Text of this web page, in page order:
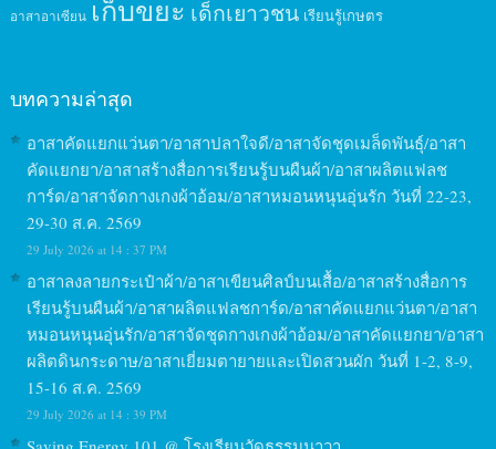
อาสาอาเซียน เก็บขยะ เด็กเยาวชน เรียนรู้เกษตร
บทความล่าสุด
อาสาคัดแยกแว่นตา/อาสาปลาใจดี/อาสาจัดชุดเมล็ดพันธุ์/อาสา
คัดแยกยา/อาสาสร้างสื่อการเรียนรู้บนผืนผ้า/อาสาผลิตแฟลช
การ์ด/อาสาจัดกางเกงผ้าอ้อม/อาสาหมอนหนุนอุ่นรัก วันที่ 22-23,
29-30 ส.ค. 2569
29 July 2026 at 14 : 37 PM
อาสาลงลายกระเป๋าผ้า/อาสาเขียนศิลป์บนเสื้อ/อาสาสร้างสื่อการ
เรียนรู้บนผืนผ้า/อาสาผลิตแฟลชการ์ด/อาสาคัดแยกแว่นตา/อาสา
หมอนหนุนอุ่นรัก/อาสาจัดชุดกางเกงผ้าอ้อม/อาสาคัดแยกยา/อาสา
ผลิตดินกระดาษ/อาสาเยี่ยมตายายและเปิดสวนผัก วันที่ 1-2, 8-9,
15-16 ส.ค. 2569
29 July 2026 at 14 : 39 PM